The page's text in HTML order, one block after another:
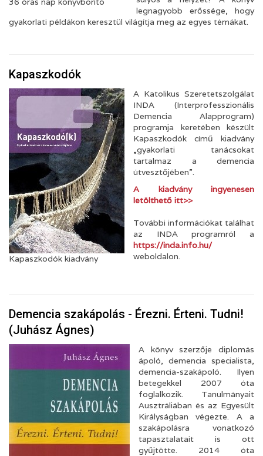
legnagyobb erőssége, hogy
gyakorlati példákon keresztül világítja meg az egyes témákat.
Kapaszkodók
Kapaszkodók kiadvány
A Katolikus Szeretetszolgálat
INDA (Interprofesszionális
Demencia Alapprogram)
programja keretében készült
Kapaszkodók című kiadvány
„gyakorlati tanácsokat
tartalmaz a demencia
útvesztőjében”.
A kiadvány ingyenesen
letölthető itt>>
További információkat találhat
az INDA programról a
https://inda.info.hu/
weboldalon.
Demencia szakápolás - Érezni. Érteni. Tudni!
(Juhász Ágnes)
A könyv szerzője diplomás
ápoló, demencia specialista,
demencia-szakápoló. Ilyen
betegekkel 2007 óta
foglalkozik. Tanulmányait
Ausztráliában és az Egyesült
Királyságban végezte. A a
szakápolásra vonatkozó
tapasztalatait is ott
gyűjtötte. 2014 óta